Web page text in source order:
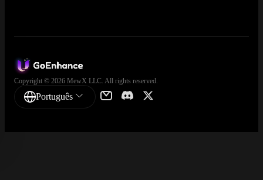
Copyright © 2026 MewX LLC. All rights reserved.
Português